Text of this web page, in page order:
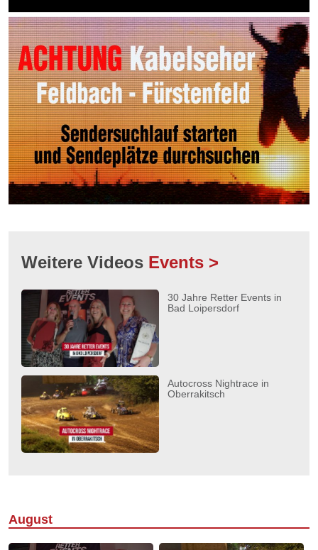
Weitere Videos Events >
30 Jahre Retter Events in
Bad Loipersdorf
Autocross Nightrace in
Oberrakitsch
August